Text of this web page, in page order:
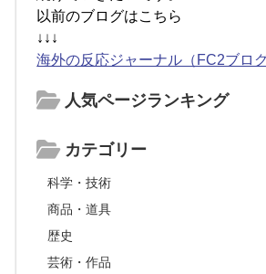
以前のブログはこちら
↓↓↓
海外の反応ジャーナル（FC2ブログ
人気ページランキング
カテゴリー
科学・技術
商品・道具
歴史
芸術・作品